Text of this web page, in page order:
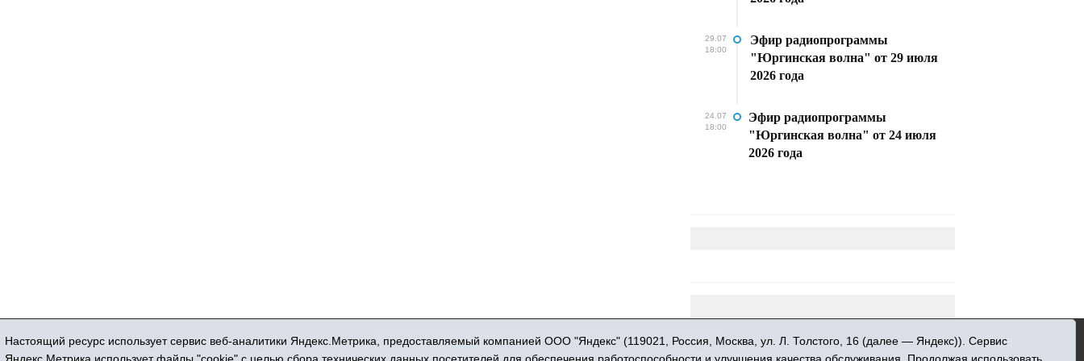
29.07
18:00
Эфир радиопрограммы
"Юргинская волна" от 29 июля
2026 года
24.07
18:00
Эфир радиопрограммы
"Юргинская волна" от 24 июля
2026 года
16+ © 2015-2026 Сетевое издание «Новости Юргинского района»
Регистрационный номер СМИ ЭЛ № ФС 77 - 66052 выдан Федеральной службой по надзору в сфере связи, информационных технологий и массовых
Настоящий ресурс использует сервис веб-аналитики Яндекс.Метрика, предоставляемый компанией ООО "Яндекс" (119021, Россия, Москва, ул. Л. Толстого, 16 (далее — Яндекс)). Сервис